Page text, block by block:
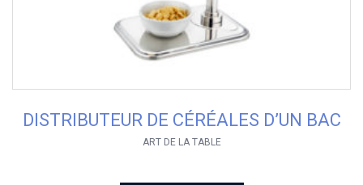
DISTRIBUTEUR DE CÉRÉALES D’UN BAC
ART DE LA TABLE